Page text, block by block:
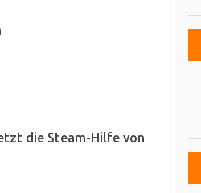
die Steam-Hilfe von